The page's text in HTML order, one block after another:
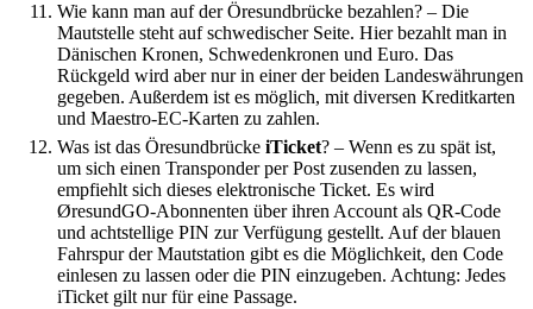
Wie kann man auf der Öresundbrücke bezahlen? – Die
Mautstelle steht auf schwedischer Seite. Hier bezahlt man in
Dänischen Kronen, Schwedenkronen und Euro. Das
Rückgeld wird aber nur in einer der beiden Landeswährungen
gegeben. Außerdem ist es möglich, mit diversen Kreditkarten
und Maestro-EC-Karten zu zahlen.
Was ist das Öresundbrücke iTicket? – Wenn es zu spät ist,
um sich einen Transponder per Post zusenden zu lassen,
empfiehlt sich dieses elektronische Ticket. Es wird
ØresundGO-Abonnenten über ihren Account als QR-Code
und achtstellige PIN zur Verfügung gestellt. Auf der blauen
Fahrspur der Mautstation gibt es die Möglichkeit, den Code
einlesen zu lassen oder die PIN einzugeben. Achtung: Jedes
iTicket gilt nur für eine Passage.